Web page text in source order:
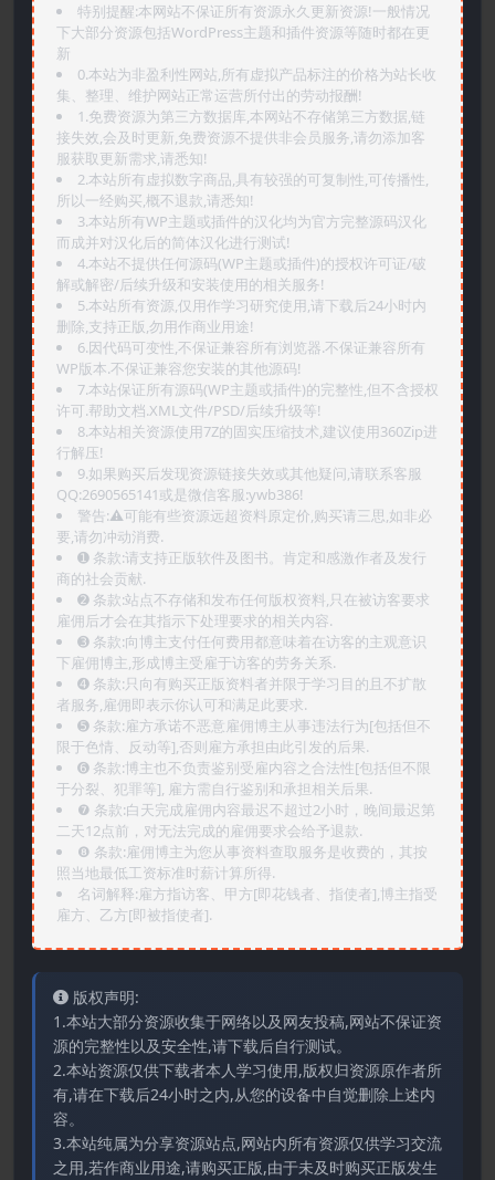
特别提醒:本网站不保证所有资源永久更新资源!一般情况
下大部分资源包括WordPress主题和插件资源等随时都在更
新
0.本站为非盈利性网站,所有虚拟产品标注的价格为站长收
集、整理、维护网站正常运营所付出的劳动报酬!
1.免费资源为第三方数据库,本网站不存储第三方数据,链
接失效,会及时更新,免费资源不提供非会员服务,请勿添加客
服获取更新需求,请悉知!
2.本站所有虚拟数字商品,具有较强的可复制性,可传播性,
所以一经购买,概不退款,请悉知!
3.本站所有WP主题或插件的汉化均为官方完整源码汉化
而成并对汉化后的简体汉化进行测试!
4.本站不提供任何源码(WP主题或插件)的授权许可证/破
解或解密/后续升级和安装使用的相关服务!
5.本站所有资源,仅用作学习研究使用,请下载后24小时内
删除,支持正版,勿用作商业用途!
6.因代码可变性,不保证兼容所有浏览器.不保证兼容所有
WP版本.不保证兼容您安装的其他源码!
7.本站保证所有源码(WP主题或插件)的完整性,但不含授权
许可.帮助文档.XML文件/PSD/后续升级等!
8.本站相关资源使用7Z的固实压缩技术,建议使用360Zip进
行解压!
9.如果购买后发现资源链接失效或其他疑问,请联系客服
QQ:2690565141或是微信客服:ywb386!
警告:⚠️可能有些资源远超资料原定价,购买请三思,如非必
要,请勿冲动消费.
➊️ 条款:请支持正版软件及图书。肯定和感激作者及发行
商的社会贡献.
➋️ 条款:站点不存储和发布任何版权资料,只在被访客要求
雇佣后才会在其指示下处理要求的相关内容.
➌️ 条款:向博主支付任何费用都意味着在访客的主观意识
下雇佣博主,形成博主受雇于访客的劳务关系.
➍️ 条款:只向有购买正版资料者并限于学习目的且不扩散
者服务,雇佣即表示你认可和满足此要求.
➎ 条款:雇方承诺不恶意雇佣博主从事违法行为[包括但不
限于色情、反动等],否则雇方承担由此引发的后果.
➏️ 条款:博主也不负责鉴别受雇内容之合法性[包括但不限
于分裂、犯罪等], 雇方需自行鉴别和承担相关后果.
❼ 条款:白天完成雇佣内容最迟不超过2小时，晚间最迟第
二天12点前，对无法完成的雇佣要求会给予退款.
❽ 条款:雇佣博主为您从事资料查取服务是收费的，其按
照当地最低工资标准时薪计算所得.
名词解释:雇方指访客、甲方[即花钱者、指使者],博主指受
雇方、乙方[即被指使者].
版权声明:
1.本站大部分资源收集于网络以及网友投稿,网站不保证资
源的完整性以及安全性,请下载后自行测试。
2.本站资源仅供下载者本人学习使用,版权归资源原作者所
有,请在下载后24小时之内,从您的设备中自觉删除上述内
容。
3.本站纯属为分享资源站点,网站内所有资源仅供学习交流
之用,若作商业用途,请购买正版,由于未及时购买正版发生